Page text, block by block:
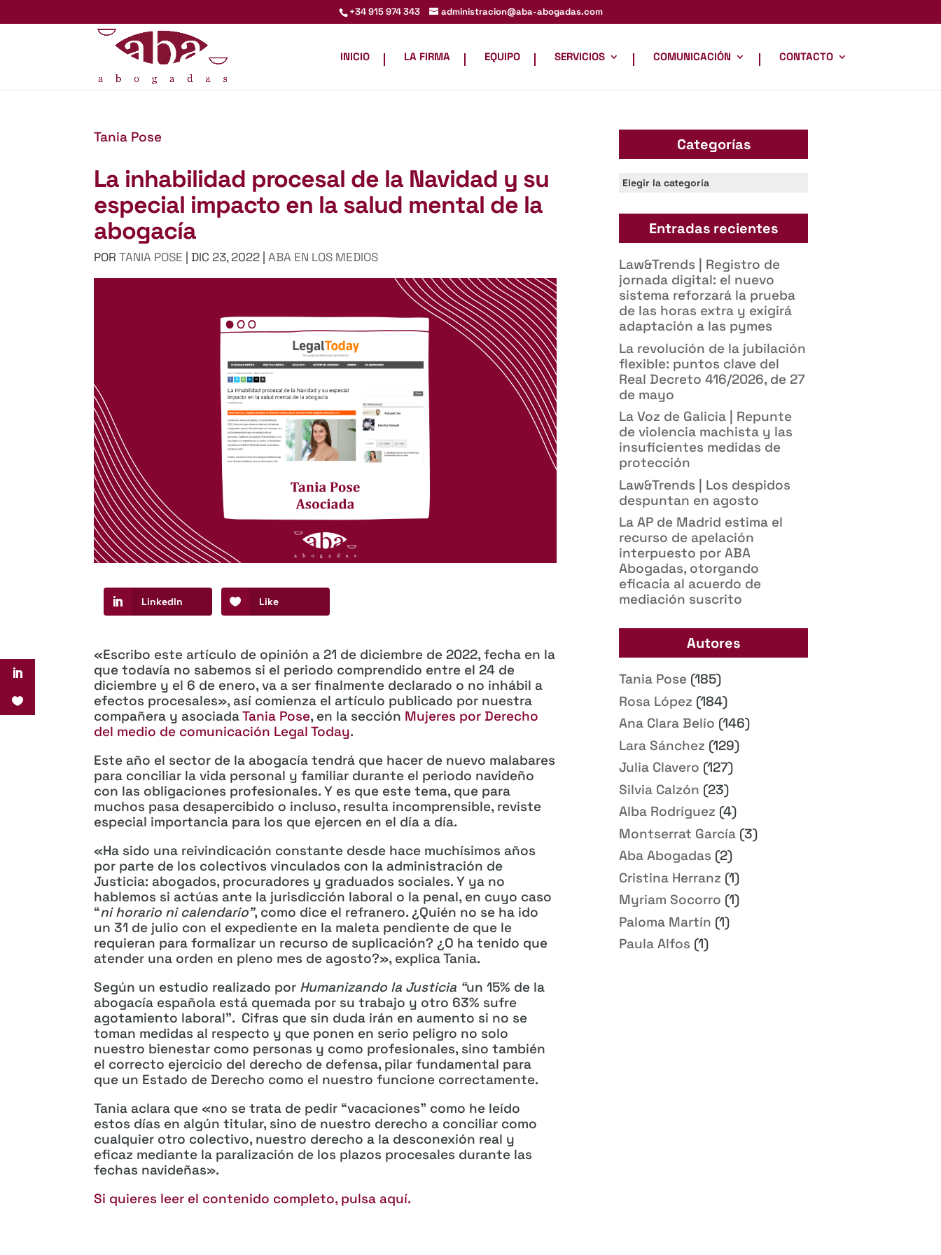
+34 915 974 343 administracion@aba-abogadas.com
INICIO LA FIRMA EQUIPO SERVICIOS COMUNICACIÓN CONTACTO
Tania Pose
La inhabilidad procesal de la Navidad y su
especial impacto en la salud mental de la
abogacía
PORTANIA POSE |DIC 23, 2022 |ABA EN LOS MEDIOS
LinkedIn Like
«Escribo este artículo de opinión a 21 de diciembre de 2022, fecha en la
que todavía no sabemos si el periodo comprendido entre el 24 de
diciembre y el 6 de enero, va a ser finalmente declarado o no inhábil a
efectos procesales», así comienza el artículo publicado por nuestra
compañera y asociadaTania Pose, en la sección Mujeres por Derecho
del medio de comunicación Legal Today.
Este año el sector de la abogacía tendrá que hacer de nuevo malabares
para conciliar la vida personal y familiar durante el periodo navideño
con las obligaciones profesionales. Y es que este tema, que para
muchos pasa desapercibido o incluso, resulta incomprensible, reviste
especial importancia para los que ejercen en el día a día.
«Ha sido una reivindicación constante desde hace muchísimos años
por parte de los colectivos vinculados con la administración de
Justicia: abogados, procuradores y graduados sociales. Y ya no
hablemos si actúas ante la jurisdicción laboral o la penal, en cuyo caso
“ni horario ni calendario”, como dice el refranero. ¿Quién no se ha ido
un 31 de julio con el expediente en la maleta pendiente de que le
requieran para formalizar un recurso de suplicación? ¿O ha tenido que
atender una orden en pleno mes de agosto?», explica Tania.
Según un estudio realizado por Humanizando la Justicia “un 15% de la
abogacía española está quemada por su trabajo y otro 63% sufre
agotamiento laboral”. Cifras que sin duda irán en aumento si no se
toman medidas al respecto y que ponen en serio peligro no solo
nuestro bienestar como personas y como profesionales, sino también
el correcto ejercicio del derecho de defensa, pilar fundamental para
que un Estado de Derecho como el nuestro funcione correctamente.
Tania aclara que «no se trata de pedir “vacaciones” como he leído
estos días en algún titular, sino de nuestro derecho a conciliar como
cualquier otro colectivo, nuestro derecho a la desconexión real y
eficaz mediante la paralización de los plazos procesales durante las
fechas navideñas».
Si quieres leer el contenido completo, pulsa aquí.
Categorías
Categorías
Entradas recientes
Law&Trends | Registro de
jornada digital: el nuevo
sistema reforzará la prueba
de las horas extra y exigirá
adaptación a las pymes
La revolución de la jubilación
flexible: puntos clave del
Real Decreto 416/2026, de 27
de mayo
La Voz de Galicia | Repunte
de violencia machista y las
insuficientes medidas de
protección
Law&Trends | Los despidos
despuntan en agosto
La AP de Madrid estima el
recurso de apelación
interpuesto por ABA
Abogadas, otorgando
eficacia al acuerdo de
mediación suscrito
Autores
Tania Pose (185)
Rosa López (184)
Ana Clara Belío (146)
Lara Sánchez (129)
Julia Clavero (127)
Silvia Calzón (23)
Alba Rodríguez (4)
Montserrat García (3)
Aba Abogadas (2)
Cristina Herranz (1)
Myriam Socorro (1)
Paloma Martín (1)
Paula Alfos (1)